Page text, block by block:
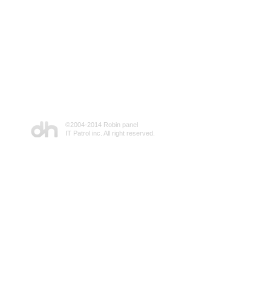
©2004-2014 Robin panel
IT Patrol inc. All right reserved.